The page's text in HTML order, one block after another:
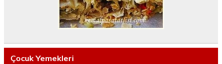
Çocuk Yemekleri